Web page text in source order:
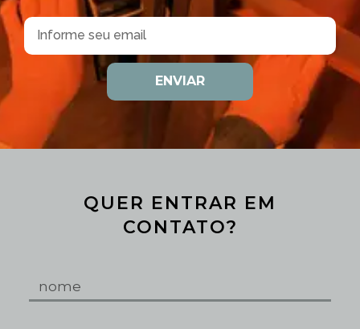
ENVIAR
QUER ENTRAR EM
CONTATO?